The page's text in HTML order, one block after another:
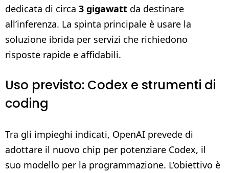
dedicata di circa 3 gigawatt da destinare
all’inferenza. La spinta principale è usare la
soluzione ibrida per servizi che richiedono
risposte rapide e affidabili.
Uso previsto: Codex e strumenti di
coding
Tra gli impieghi indicati, OpenAI prevede di
adottare il nuovo chip per potenziare Codex, il
suo modello per la programmazione. L’obiettivo è